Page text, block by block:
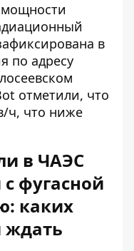
в
по адресу
отметили, что
ч, что ниже
в ЧАЭС
фугасной
каких
ждать